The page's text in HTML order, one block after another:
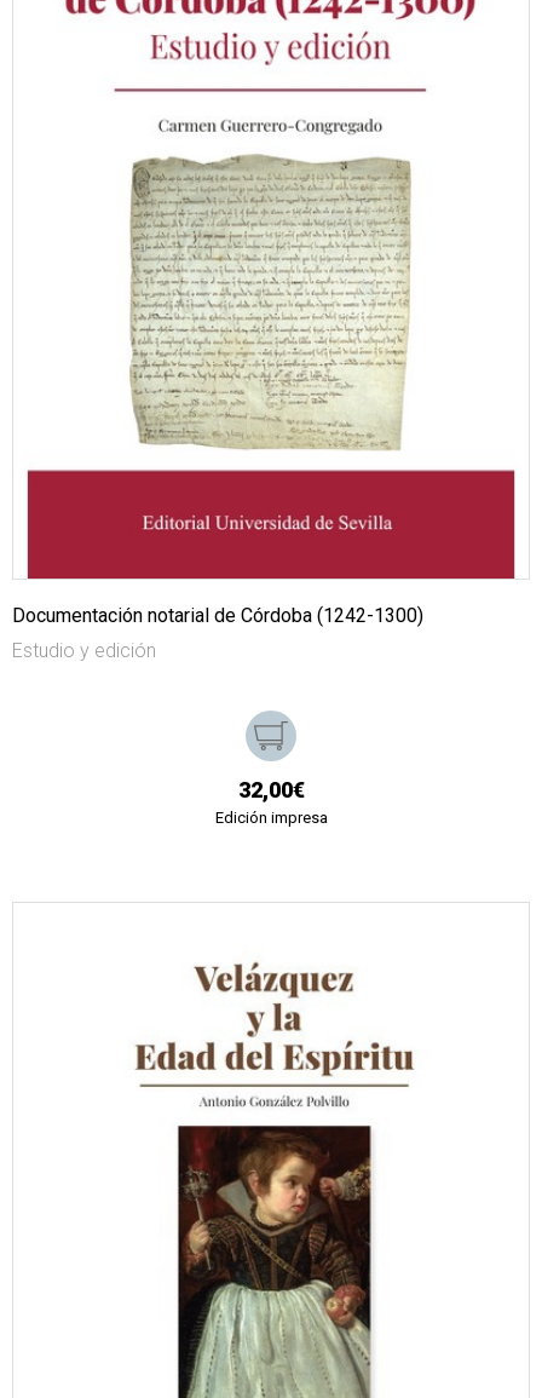
Documentación notarial de Córdoba (1242-1300)
Estudio y edición
32,00€
Edición impresa